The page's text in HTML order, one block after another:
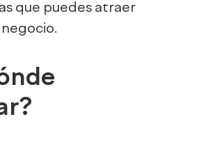
que puedes atraer